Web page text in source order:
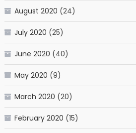
August 2020 (24)
July 2020 (25)
June 2020 (40)
May 2020 (9)
March 2020 (20)
February 2020 (15)